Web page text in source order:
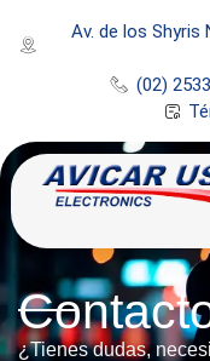
Av. de los Shyris
(02)
¿Tienes dudas,